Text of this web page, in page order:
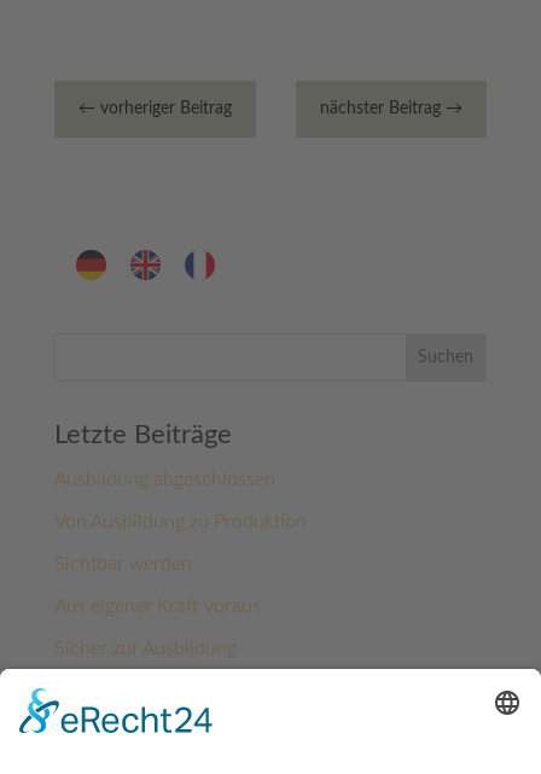
← vorheriger Beitrag nächster Beitrag →
Suchen
Letzte Beiträge
Ausbildung abgeschlossen
Von Ausbildung zu Produktion
Sichtbar werden
Aus eigener Kraft voraus
Sicher zur Ausbildung